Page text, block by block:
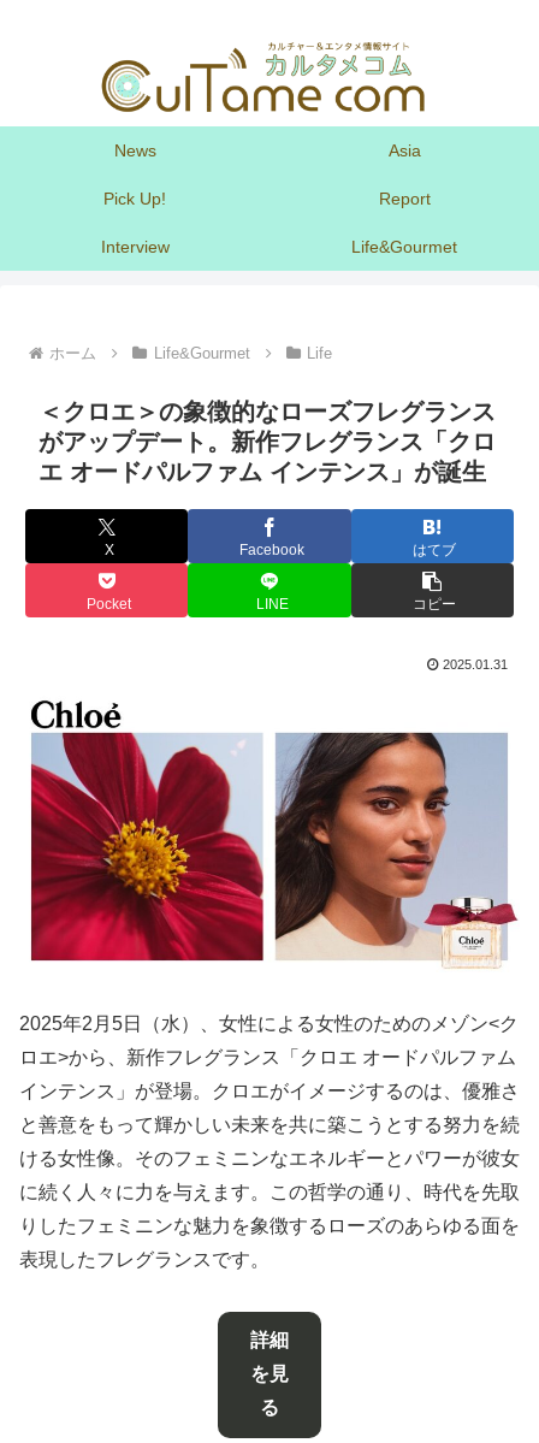
News Asia
Pick Up! Report
Interview Life&Gourmet
ホーム Life&Gourmet Life
＜クロエ＞の象徴的なローズフレグランス
がアップデート。新作フレグランス「クロ
エ オードパルファム インテンス」が誕生
X Facebook はてブ
Pocket LINE コピー
2025.01.31
2025年2月5日（水）、女性による女性のためのメゾン<ク
ロエ>から、新作フレグランス「クロエ オードパルファム
インテンス」が登場。クロエがイメージするのは、優雅さ
と善意をもって輝かしい未来を共に築こうとする努力を続
ける女性像。そのフェミニンなエネルギーとパワーが彼女
に続く人々に力を与えます。この哲学の通り、時代を先取
りしたフェミニンな魅力を象徴するローズのあらゆる面を
表現したフレグランスです。
詳細
を見
る